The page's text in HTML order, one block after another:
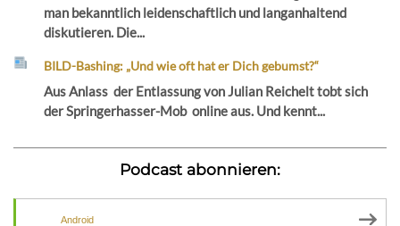
man bekanntlich leidenschaftlich und langanhaltend
diskutieren. Die...
BILD-Bashing: „Und wie oft hat er Dich gebumst?“
Aus Anlass der Entlassung von Julian Reichelt tobt sich
der Springerhasser-Mob online aus. Und kennt...
Podcast abonnieren:
Android